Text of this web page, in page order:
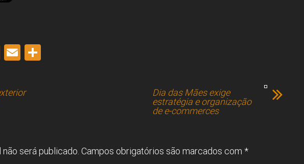
Li
e
dI
E
l
Dia das Mães exige
estratégia e organização
de e-commerces
será publicado. Campos obrigatórios são marcados com *